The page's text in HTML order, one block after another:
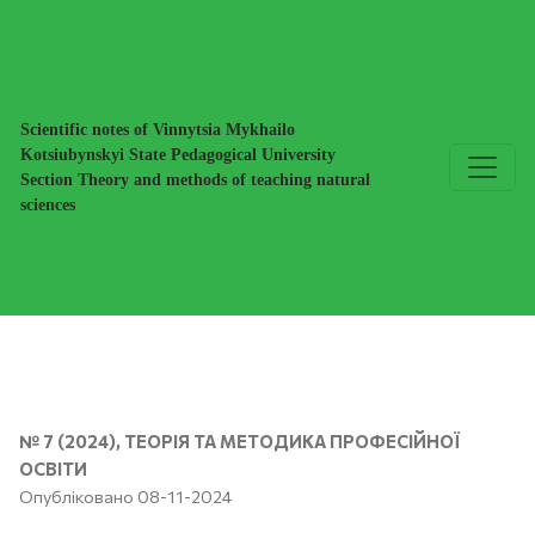
Scientific notes of Vinnytsia Mykhailo
Kotsiubynskyi State Pedagogical University
Section Theory and methods of teaching natural
sciences
№ 7 (2024), ТЕОРІЯ ТА МЕТОДИКА ПРОФЕСІЙНОЇ
ОСВІТИ
Опубліковано 08-11-2024